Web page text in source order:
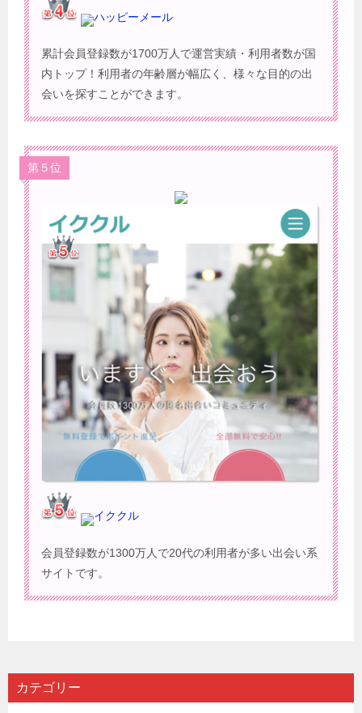
ハッピーメール
累計会員登録数が1700万人で運営実績・利用者数が国
内トップ！利用者の年齢層が幅広く、様々な目的の出
会いを探すことができます。
第５位
イククル
会員登録数が1300万人で20代の利用者が多い出会い系
サイトです。
カテゴリー